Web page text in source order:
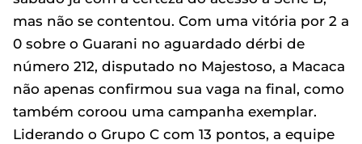
mas não se contentou. Com uma vitória por 2 a
0 sobre o Guarani no aguardado dérbi de
número 212, disputado no Majestoso, a Macaca
não apenas confirmou sua vaga na final, como
também coroou uma campanha exemplar.
Liderando o Grupo C com 13 pontos, a equipe